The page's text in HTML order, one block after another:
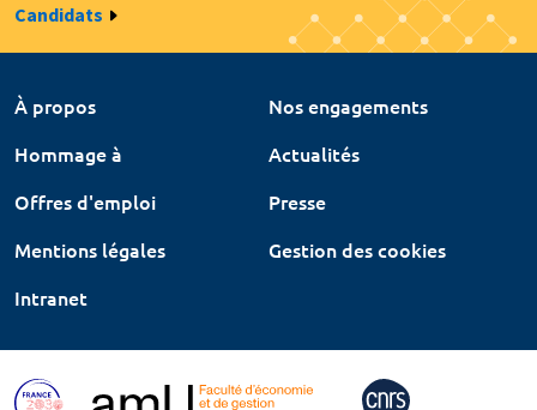
Candidats
À propos
Nos engagements
Hommage à
Actualités
Offres d'emploi
Presse
Mentions légales
Gestion des cookies
Intranet